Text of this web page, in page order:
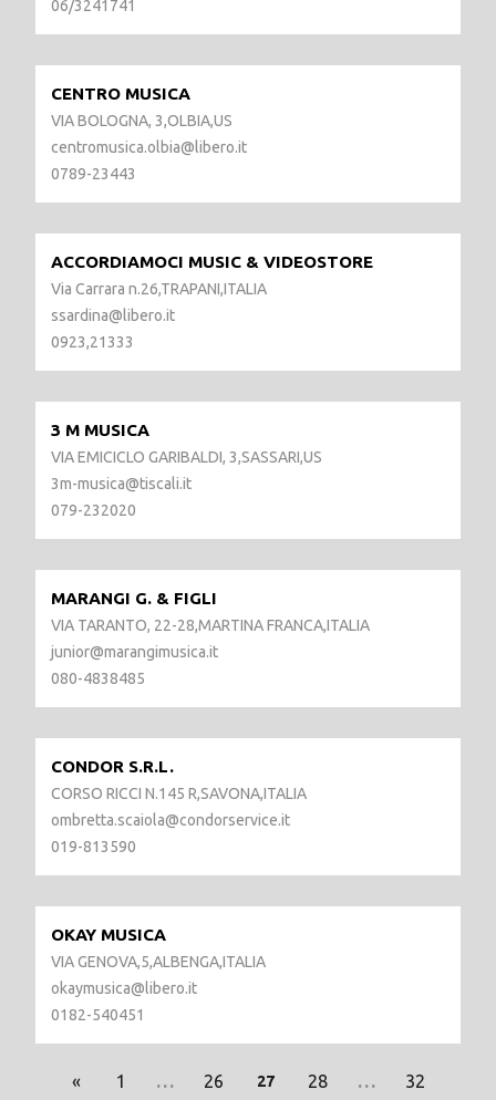
06/3241741
CENTRO MUSICA
VIA BOLOGNA, 3,OLBIA,US
centromusica.olbia@libero.it
0789-23443
ACCORDIAMOCI MUSIC & VIDEOSTORE
Via Carrara n.26,TRAPANI,ITALIA
ssardina@libero.it
0923,21333
3 M MUSICA
VIA EMICICLO GARIBALDI, 3,SASSARI,US
3m-musica@tiscali.it
079-232020
MARANGI G. & FIGLI
VIA TARANTO, 22-28,MARTINA FRANCA,ITALIA
junior@marangimusica.it
080-4838485
CONDOR S.R.L.
CORSO RICCI N.145 R,SAVONA,ITALIA
ombretta.scaiola@condorservice.it
019-813590
OKAY MUSICA
VIA GENOVA,5,ALBENGA,ITALIA
okaymusica@libero.it
0182-540451
« 1 … 26 27 28 … 32